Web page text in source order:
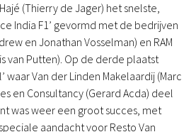
(Thierry de Jager) het snelste,
India F1’ gevormd met de bedrijven
en Jonathan Vosselman) en RAM
van Putten). Op de derde plaatst
waar Van der Linden Makelaardij (Marc
en Consultancy (Gerard Acda) deel
was weer een groot succes, met
aandacht voor Resto Van